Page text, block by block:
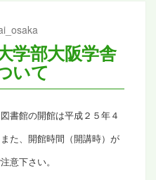
学部大阪学舎
いて
書館の開館は平成２５年４
また、開館時間（開講時）が
意下さい。